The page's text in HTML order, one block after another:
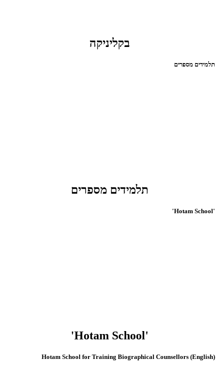
בקליניקה
תלמידים מספרים
תלמידים מספרים
'Hotam School'
'Hotam School'
(English) Hotam School for Training Biographical Counsellors